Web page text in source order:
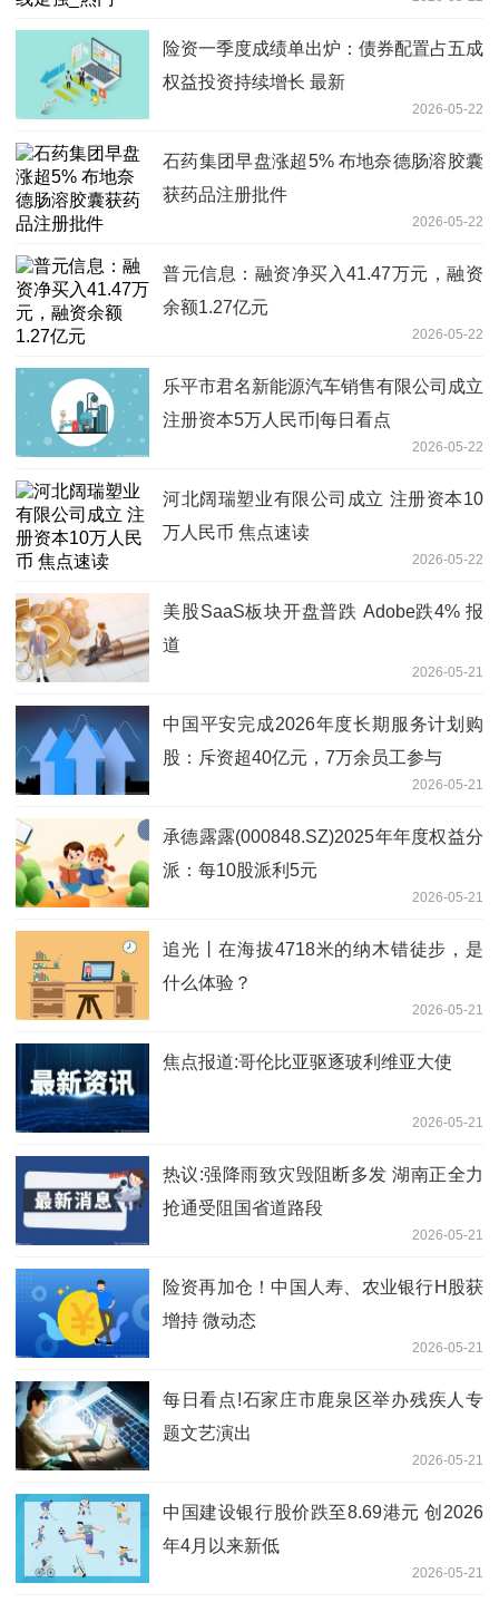
险资一季度成绩单出炉：债券配置占五成
权益投资持续增长 最新
2026-05-22
石药集团早盘涨超5% 布地奈德肠溶胶囊
获药品注册批件
2026-05-22
普元信息：融资净买入41.47万元，融资
余额1.27亿元
2026-05-22
乐平市君名新能源汽车销售有限公司成立
注册资本5万人民币|每日看点
2026-05-22
河北阔瑞塑业有限公司成立 注册资本10
万人民币 焦点速读
2026-05-22
美股SaaS板块开盘普跌 Adobe跌4% 报
道
2026-05-21
中国平安完成2026年度长期服务计划购
股：斥资超40亿元，7万余员工参与
2026-05-21
承德露露(000848.SZ)2025年年度权益分
派：每10股派利5元
2026-05-21
追光丨在海拔4718米的纳木错徒步，是
什么体验？
2026-05-21
焦点报道:哥伦比亚驱逐玻利维亚大使
2026-05-21
热议:强降雨致灾毁阻断多发 湖南正全力
抢通受阻国省道路段
2026-05-21
险资再加仓！中国人寿、农业银行H股获
增持 微动态
2026-05-21
每日看点!石家庄市鹿泉区举办残疾人专
题文艺演出
2026-05-21
中国建设银行股价跌至8.69港元 创2026
年4月以来新低
2026-05-21